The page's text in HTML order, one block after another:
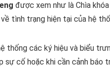
được xem như là Chìa
tình trạng hiện tại của hệ
thống các ký hiệu và biểu
sự cố hoặc khi cần cảnh báo